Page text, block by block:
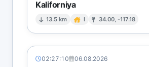
Kaliforniya
13.5 km I 34.00, -117.18
02:27:10 06.08.2026